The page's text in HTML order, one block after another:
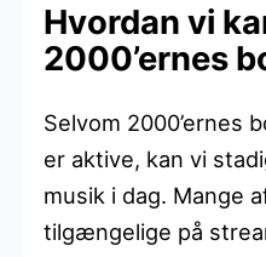
Hvordan vi
2000’ernes
Selvom 2000’ernes
er aktive, kan vi
musik i dag. Mange
tilgængelige på